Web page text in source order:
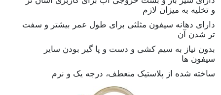
و تخلیه به میزان لازم
دارای دهانه سیفون مثلثی برای طول عمر بیشتر و سفت
تر شدن آن
بدون نیاز به سیم کشی و دست و پا گیر بودن سایر
سیفون ها
ساخته شده از پلاستیک منعطف، درجه یک و نرم